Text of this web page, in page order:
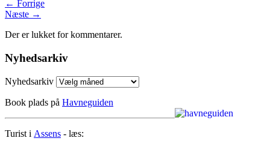
← Forrige
Næste →
Der er lukket for kommentarer.
Nyhedsarkiv
Nyhedsarkiv
Book plads på Havneguiden
Turist i Assens - læs: